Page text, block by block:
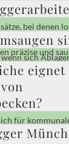
bei denen
Das
präzise und
sich
erhalten und
für
Sie sorgt dafür,